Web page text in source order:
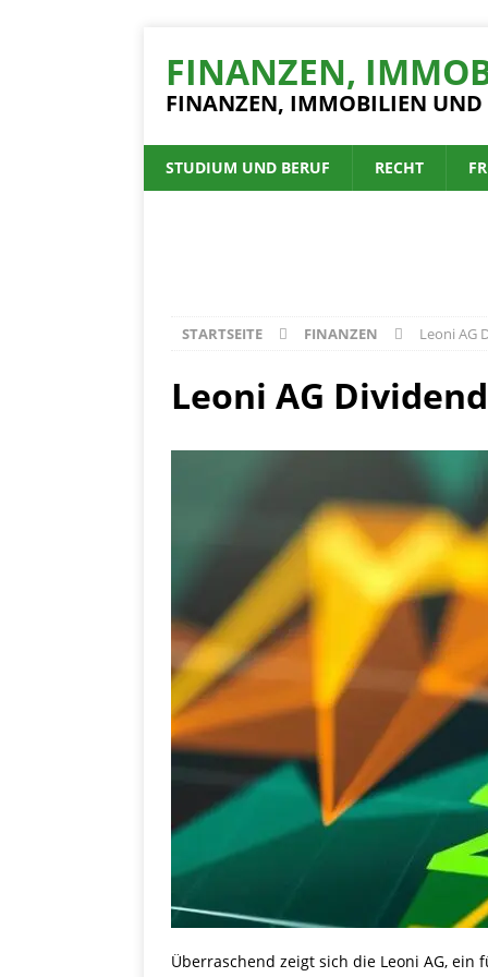
FINANZEN,
FINANZEN, IMMOBILIEN UND
STUDIUM UND BERUF RECHT
STARTSEITE FINANZEN Leoni AG
Leoni AG
Überraschend zeigt sich die Leoni AG,